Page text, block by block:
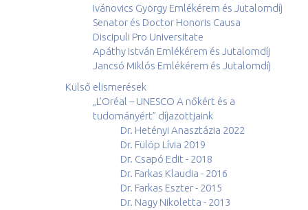
Ivánovics György Emlékérem és Jutalomdíj
Senator és Doctor Honoris Causa
Discipuli Pro Universitate
Apáthy István Emlékérem és Jutalomdíj
Jancsó Miklós Emlékérem és Jutalomdíj
Külső elismerések
„L’Oréal – UNESCO A nőkért és a
tudományért” díjazottjaink
Dr. Hetényi Anasztázia 2022
Dr. Fülöp Lívia 2019
Dr. Csapó Edit - 2018
Dr. Farkas Klaudia - 2016
Dr. Farkas Eszter - 2015
Dr. Nagy Nikoletta - 2013